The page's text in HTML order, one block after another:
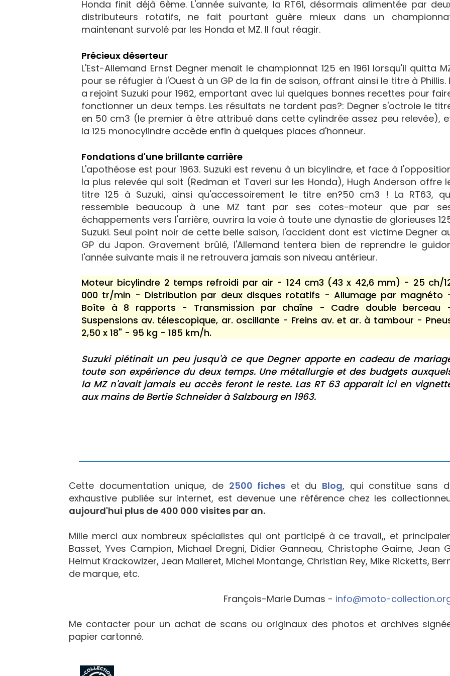
Honda finit déjà 6ème. L'année suivante, la RT61, désormais alimentée par
distributeurs rotatifs, ne fait pourtant guère mieux dans un
maintenant survolé par les Honda et MZ. Il faut réagir.
Précieux déserteur
L'Est-Allemand Ernst Degner menait le championnat 125 en 1961 lorsqu'il quitta
pour se réfugier à l'Ouest à un GP de la fin de saison, offrant ainsi le titre à Phillis.
a rejoint Suzuki pour 1962, emportant avec lui quelques bonnes recettes pour
fonctionner un deux temps. Les résultats ne tardent pas?: Degner s'octroie le
en 50 cm3 (le premier à être attribué dans cette cylindrée assez peu relevée),
la 125 monocylindre accède enfin à quelques places d'honneur.
Fondations d'une brillante carrière
L'apothéose est pour 1963. Suzuki est revenu à un bicylindre, et face à
la plus relevée qui soit (Redman et Taveri sur les Honda), Hugh Anderson offre
titre 125 à Suzuki, ainsi qu'accessoirement le titre en?50 cm3 ! La RT63,
ressemble beaucoup à une MZ tant par ses cotes-moteur que par
échappements vers l'arrière, ouvrira la voie à toute une dynastie de glorieuses
Suzuki. Seul point noir de cette belle saison, l'accident dont est victime Degner
GP du Japon. Gravement brûlé, l'Allemand tentera bien de reprendre le
l'année suivante mais il ne retrouvera jamais son niveau antérieur.
Moteur bicylindre 2 temps refroidi par air - 124 cm3 (43 x 42,6 mm) - 25 ch/
000 tr/min - Distribution par deux disques rotatifs - Allumage par magnéto
Boîte à 8 rapports - Transmission par chaîne - Cadre double berceau
Suspensions av. télescopique, ar. oscillante - Freins av. et ar. à tambour -
2,50 x 18" - 95 kg - 185 km/h.
Suzuki piétinait un peu jusqu'à ce que Degner apporte en cadeau de
toute son expérience du deux temps. Une métallurgie et des budgets
la MZ n'avait jamais eu accès feront le reste. Las RT 63 apparait ici en
aux mains de Bertie Schneider à Salzbourg en 1963.
Cette documentation unique, de 2500 fiches et du Blog, qui constitue sans
exhaustive publiée sur internet, est devenue une référence chez les
aujourd'hui plus de 400 000 visites par an.
Mille merci aux nombreux spécialistes qui ont participé à ce travail,, et
Basset, Yves Campion, Michael Dregni, Didier Ganneau, Christophe Gaime, Jean
Helmut Krackowizer, Jean Malleret, Michel Montange, Christian Rey, Mike Ricketts,
de marque, etc.
François-Marie Dumas - info@moto-
Me contacter pour un achat de scans ou originaux des photos et archives
papier cartonné.